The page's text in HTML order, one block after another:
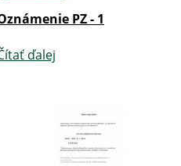
PZ - 1
ďalej